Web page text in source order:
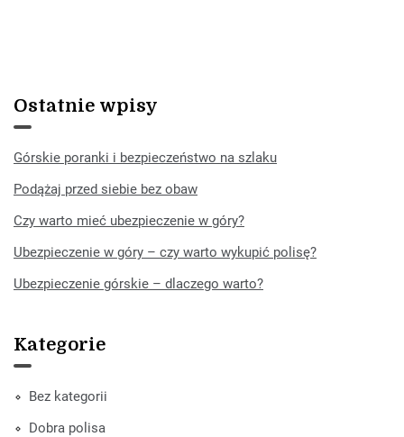
Ostatnie wpisy
Górskie poranki i bezpieczeństwo na szlaku
Podążaj przed siebie bez obaw
Czy warto mieć ubezpieczenie w góry?
Ubezpieczenie w góry – czy warto wykupić polisę?
Ubezpieczenie górskie – dlaczego warto?
Kategorie
Bez kategorii
Dobra polisa